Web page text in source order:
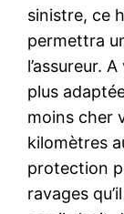
sinistre, ce
permettra
l’assureur.
plus
moins cher
kilomètres
protection
ravages